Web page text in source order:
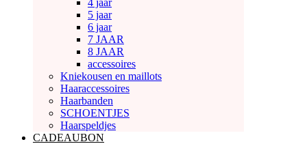
5 jaar
6 jaar
7 JAAR
8 JAAR
accessoires
Kniekousen en maillots
Haaraccessoires
Haarbanden
SCHOENTJES
Haarspeldjes
CADEAUBON